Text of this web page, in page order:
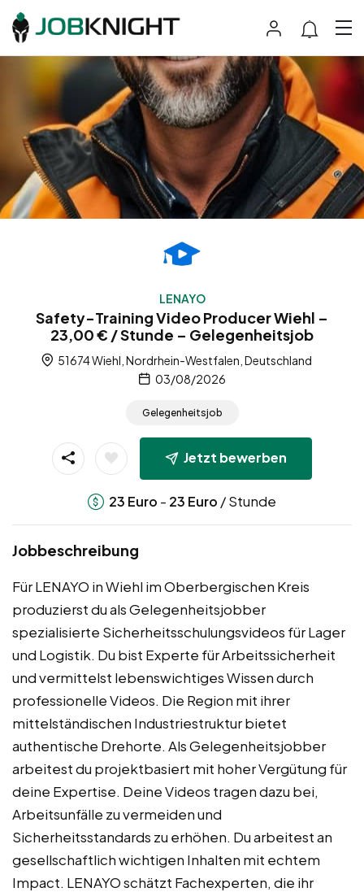
LENAYO
Safety-Training Video Producer Wiehl –
23,00 € / Stunde – Gelegenheitsjob
51674 Wiehl, Nordrhein-Westfalen, Deutschland
03/08/2026
Gelegenheitsjob
Jetzt bewerben
23 Euro - 23 Euro / Stunde
Jobbeschreibung
Für LENAYO in Wiehl im Oberbergischen Kreis
produzierst du als Gelegenheitsjobber
spezialisierte Sicherheitsschulungsvideos für Lager
und Logistik. Du bist Experte für Arbeitssicherheit
und vermittelst lebenswichtiges Wissen durch
professionelle Videos. Die Region mit ihrer
mittelständischen Industriestruktur bietet
authentische Drehorte. Als Gelegenheitsjobber
arbeitest du projektbasiert mit hoher Vergütung für
deine Expertise. Deine Videos tragen dazu bei,
Arbeitsunfälle zu vermeiden und
Sicherheitsstandards zu erhöhen. Du arbeitest an
gesellschaftlich wichtigen Inhalten mit echtem
Impact. LENAYO schätzt Fachexperten, die ihr